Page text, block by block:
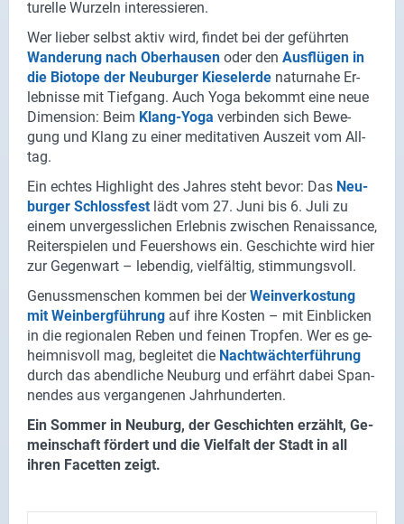
tu­rel­le Wur­zeln in­ter­es­sie­ren.
Wer lie­ber selbst aktiv wird, fin­det bei der ge­führ­ten
Wan­de­rung nach Ober­hau­sen oder den Aus­flü­gen in
die Bio­to­pe der Neu­bur­ger Kie­sel­er­de na­tur­na­he Er­
leb­nis­se mit Tief­gang. Auch Yoga be­kommt eine neue
Di­men­si­on: Beim Klang-​Yoga ver­bin­den sich Be­we­
gung und Klang zu einer me­di­ta­ti­ven Aus­zeit vom All­
tag.
Ein ech­tes High­light des Jah­res steht bevor: Das Neu­
bur­ger Schloss­fest lädt vom 27. Juni bis 6. Juli zu
einem un­ver­gess­li­chen Er­leb­nis zwi­schen Re­nais­sance,
Rei­ter­spie­len und Feu­er­shows ein. Ge­schich­te wird hier
zur Ge­gen­wart – le­ben­dig, viel­fäl­tig, stim­mungs­voll.
Ge­nuss­men­schen kom­men bei derWein­ver­kos­tung
mit Wein­berg­füh­rung auf ihre Kos­ten – mit Ein­bli­cken
in die re­gio­na­len Reben und fei­nen Trop­fen. Wer es ge­
heim­nis­voll mag, be­glei­tet die Nacht­wäch­ter­füh­rung
durch das abend­li­che Neu­burg und er­fährt dabei Span­
nen­des aus ver­gan­ge­nen Jahr­hun­der­ten.
Ein Som­mer in Neu­burg, der Ge­schich­ten er­zählt, Ge­
mein­schaft för­dert und die Viel­falt der Stadt in all
ihren Fa­cet­ten zeigt.